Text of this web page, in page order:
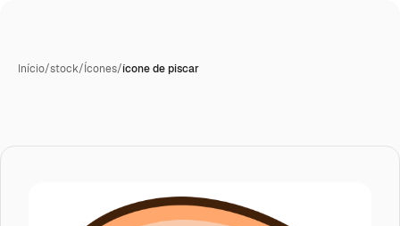
Início/stock/Ícones/ícone de piscar